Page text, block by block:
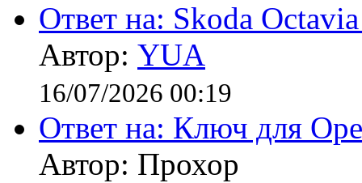
Ответ на: Skoda
Автор: YUA
16/07/2026 00:19
Ответ на: Ключ для
Автор: Прохор